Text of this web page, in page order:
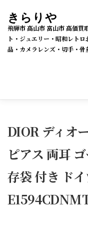
ン
ス
ッ
きらりや
飛騨市 高山市 富山市 高価買
ト・ジュエリー・昭和レト
品・カメラレンズ・切手・骨
メルカリSHOPS
買取の流れ 会
DIOR ディオ
ピアス 両耳
存袋 付き ド